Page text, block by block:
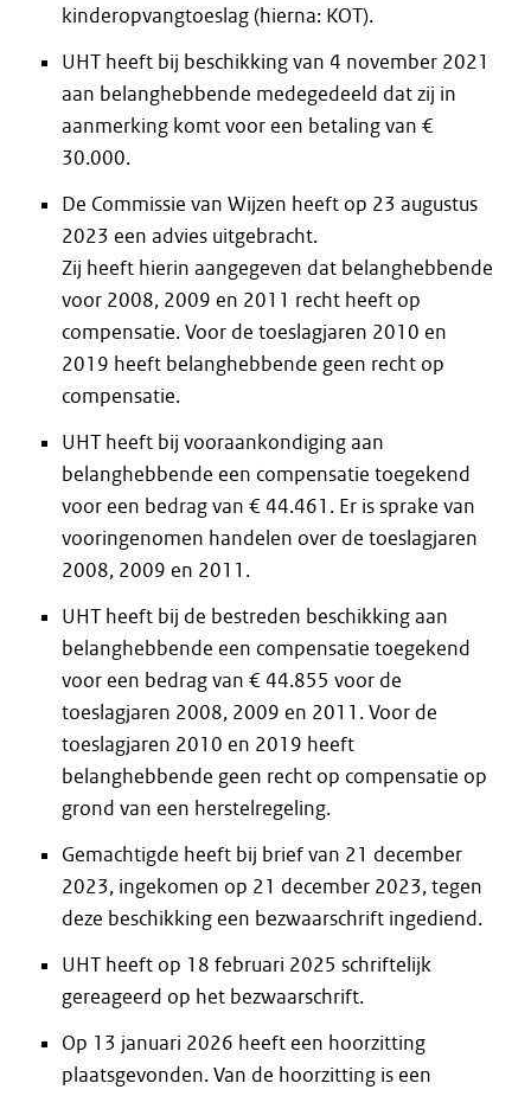
kinderopvangtoeslag (hierna: KOT).
UHT heeft bij beschikking van 4 november 2021
aan belanghebbende medegedeeld dat zij in
aanmerking komt voor een betaling van €
30.000.
De Commissie van Wijzen heeft op 23 augustus
2023 een advies uitgebracht.
Zij heeft hierin aangegeven dat belanghebbende
voor 2008, 2009 en 2011 recht heeft op
compensatie. Voor de toeslagjaren 2010 en
2019 heeft belanghebbende geen recht op
compensatie.
UHT heeft bij vooraankondiging aan
belanghebbende een compensatie toegekend
voor een bedrag van € 44.461. Er is sprake van
vooringenomen handelen over de toeslagjaren
2008, 2009 en 2011.
UHT heeft bij de bestreden beschikking aan
belanghebbende een compensatie toegekend
voor een bedrag van € 44.855 voor de
toeslagjaren 2008, 2009 en 2011. Voor de
toeslagjaren 2010 en 2019 heeft
belanghebbende geen recht op compensatie op
grond van een herstelregeling.
Gemachtigde heeft bij brief van 21 december
2023, ingekomen op 21 december 2023, tegen
deze beschikking een bezwaarschrift ingediend.
UHT heeft op 18 februari 2025 schriftelijk
gereageerd op het bezwaarschrift.
Op 13 januari 2026 heeft een hoorzitting
plaatsgevonden. Van de hoorzitting is een